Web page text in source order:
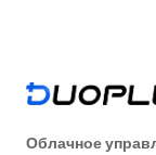
Облачное